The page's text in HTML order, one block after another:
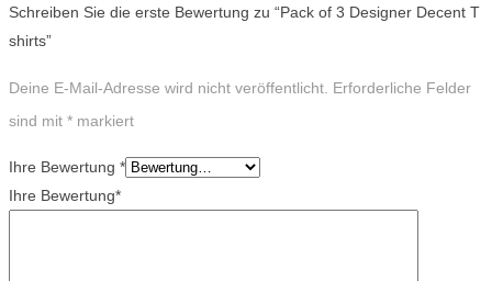
Schreiben Sie die erste Bewertung zu “Pack of 3 Designer Decent T
shirts”
Deine E-Mail-Adresse wird nicht veröffentlicht. Erforderliche Felder
sind mit * markiert
Ihre Bewertung *
Ihre Bewertung*